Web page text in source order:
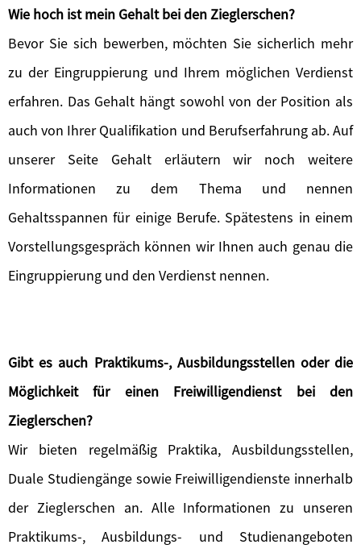
Wie hoch ist mein Gehalt bei den Zieglerschen?
Bevor Sie sich bewerben, möchten Sie sicherlich mehr
zu der Eingruppierung und Ihrem möglichen Verdienst
erfahren. Das Gehalt hängt sowohl von der Position als
auch von Ihrer Qualifikation und Berufserfahrung ab. Auf
unserer Seite Gehalt erläutern wir noch weitere
Informationen zu dem Thema und nennen
Gehaltsspannen für einige Berufe. Spätestens in einem
Vorstellungsgespräch können wir Ihnen auch genau die
Eingruppierung und den Verdienst nennen.
Gibt es auch Praktikums-, Ausbildungsstellen oder die
Möglichkeit für einen Freiwilligendienst bei den
Zieglerschen?
Wir bieten regelmäßig Praktika, Ausbildungsstellen,
Duale Studiengänge sowie Freiwilligendienste innerhalb
der Zieglerschen an. Alle Informationen zu unseren
Praktikums-, Ausbildungs- und Studienangeboten